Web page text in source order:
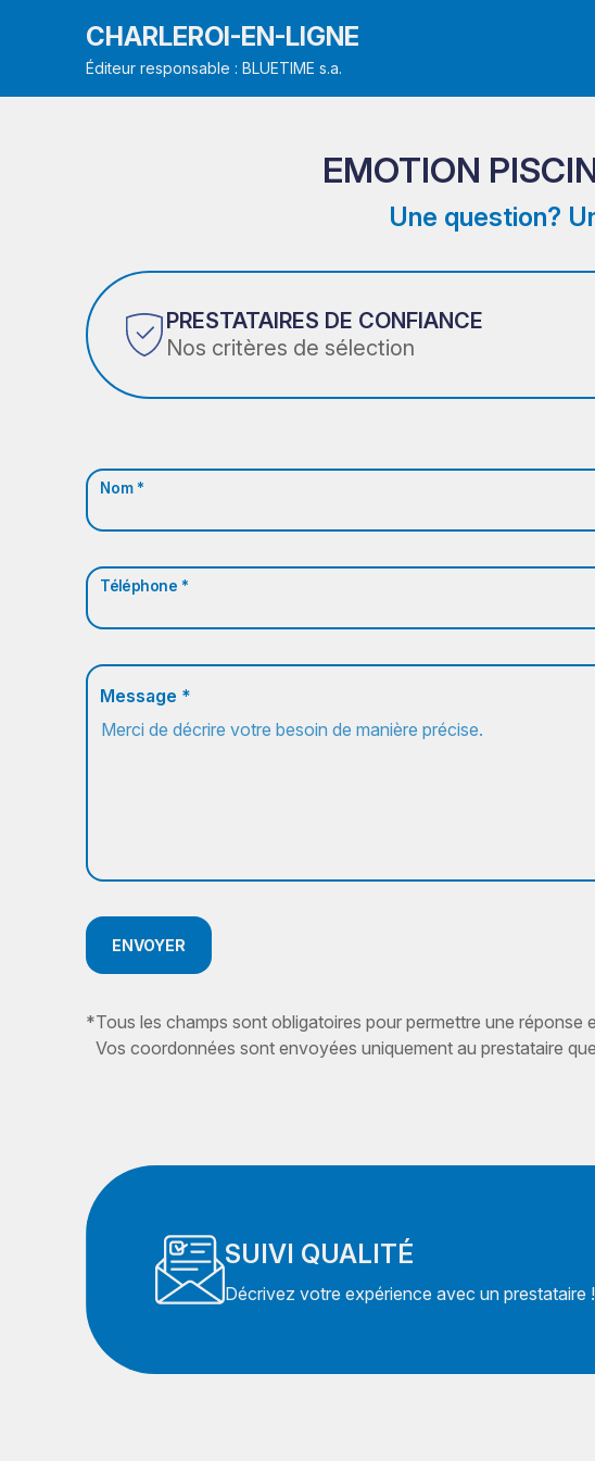
CHARLEROI-EN-LIGNE
Éditeur responsable : BLUETIME s.a.
EMOTION
Une question?
PRESTATAIRES DE CONFIANCE
Nos critères de sélection
Nom *
Téléphone *
Message *
ENVOYER
*Tous les champs sont obligatoires pour permettre une réponse
Vos coordonnées sont envoyées uniquement au prestataire
SUIVI QUALITÉ
Décrivez votre expérience avec un prestataire !